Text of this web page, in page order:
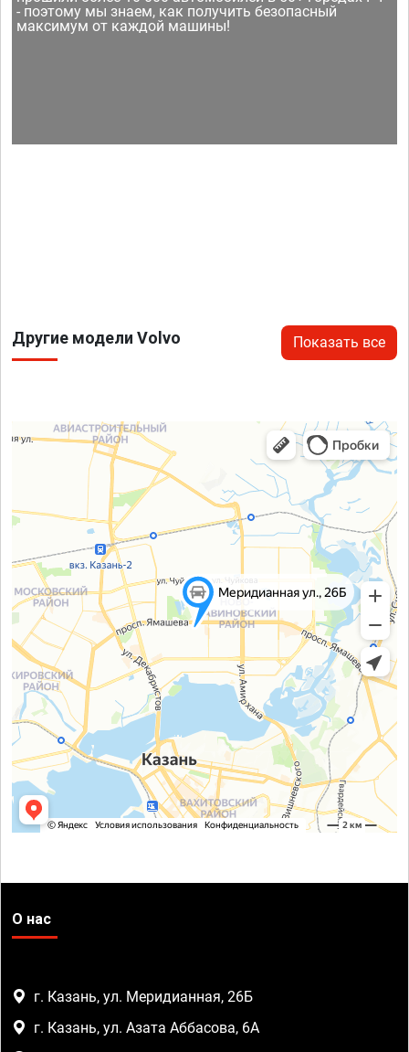
- поэтому мы знаем, как получить безопасный
максимум от каждой машины!
Другие модели Volvo Показать все
О нас
г. Казань, ул. Меридианная, 26Б
г. Казань, ул. Азата Аббасова, 6А